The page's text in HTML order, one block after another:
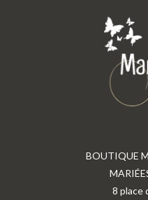
BOUTIQUE
8 place